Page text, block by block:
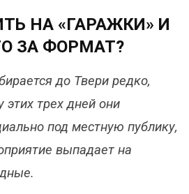
НА «ГАРАЖКИ» И
ЗА ФОРМАТ?
до Твери редко,
трех дней они
под местную публику,
выпадает на